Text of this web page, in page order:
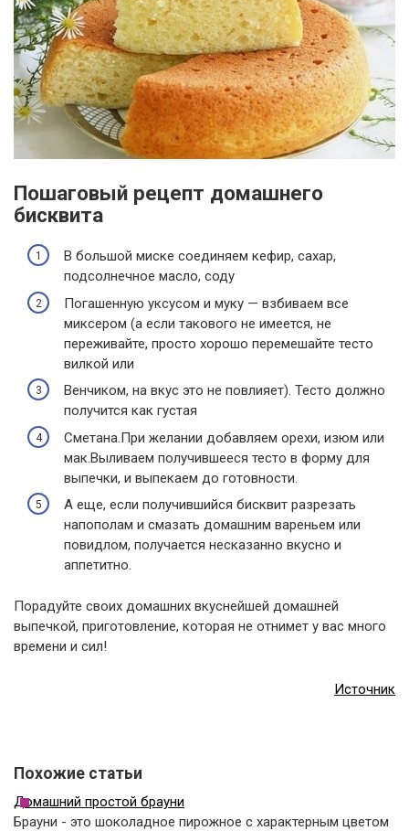
Пошаговый рецепт домашнего
бисквита
В большой миске соединяем кефир, сахар,
подсолнечное масло, соду
Погашенную уксусом и муку — взбиваем все
миксером (а если такового не имеется, не
переживайте, просто хорошо перемешайте тесто
вилкой или
Венчиком, на вкус это не повлияет). Тесто должно
получится как густая
Сметана.При желании добавляем орехи, изюм или
мак.Выливаем получившееся тесто в форму для
выпечки, и выпекаем до готовности.
А еще, если получившийся бисквит разрезать
напополам и смазать домашним вареньем или
повидлом, получается несказанно вкусно и
аппетитно.
Порадуйте своих домашних вкуснейшей домашней
выпечкой, приготовление, которая не отнимет у вас много
времени и сил!
Источник
Похожие статьи
Домашний простой брауни
Брауни - это шоколадное пирожное с характерным цветом